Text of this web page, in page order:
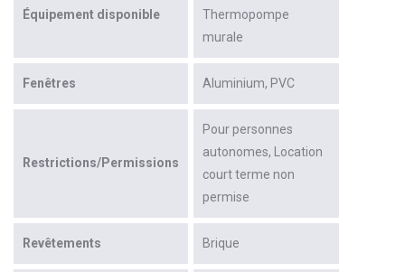
Équipement disponible
Thermopompe
murale
Fenêtres Aluminium PVC
Restrictions/Permissions
Pour personnes
autonomes Location
court terme non
permise
Revêtements Brique